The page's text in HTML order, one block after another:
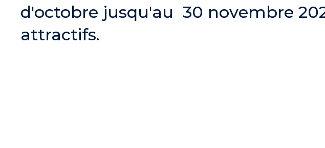
d'octobre jusqu'au 30 novembre
attractifs.